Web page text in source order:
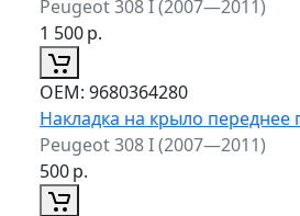
Peugeot 308 I (2007—2011)
1 500р.
ОЕМ: 9680364280
Накладка на крыло переднее
Peugeot 308 I (2007—2011)
500р.